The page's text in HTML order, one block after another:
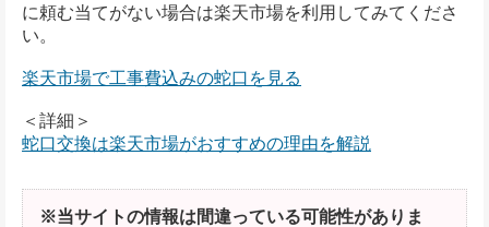
に頼む当てがない場合は楽天市場を利用してみてくださ
い。
楽天市場で工事費込みの蛇口を見る
＜詳細＞
蛇口交換は楽天市場がおすすめの理由を解説
※当サイトの情報は間違っている可能性がありま